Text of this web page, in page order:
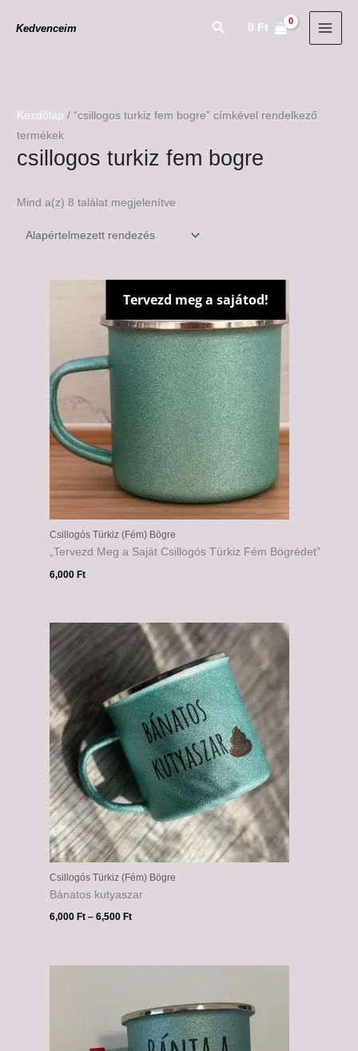
Kedvenceim Search
0 Ft
Kezdőlap / “csillogos turkiz fem bogre” címkével rendelkező
termékek
csillogos turkiz fem bogre
Mind a(z) 8 találat megjelenítve
Tervezd meg a sajátod!
Csillogós Türkiz (Fém) Bögre
„Tervezd Meg a Saját Csillogós Türkiz Fém Bögrédet”
6,000Ft
Csillogós Türkiz (Fém) Bögre
Bánatos kutyaszar
6,000 Ft – 6,500 Ft
6,000 Ft
-
6,500 Ft